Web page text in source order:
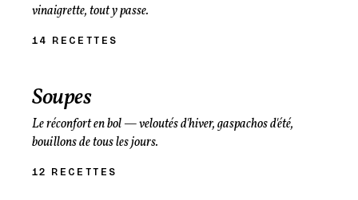
vinaigrette, tout y passe.
14 RECETTES
Soupes
Le réconfort en bol — veloutés d'hiver, gaspachos d'été,
bouillons de tous les jours.
12 RECETTES